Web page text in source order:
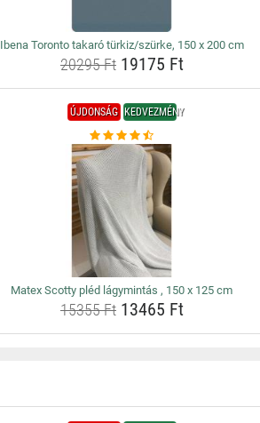
Ibena Toronto takaró türkiz/szürke, 150 x 200 cm
20295 Ft19175 Ft
ÚJDONSÁG KEDVEZMÉNY
Matex Scotty pléd lágymintás , 150 x 125 cm
15355 Ft13465 Ft